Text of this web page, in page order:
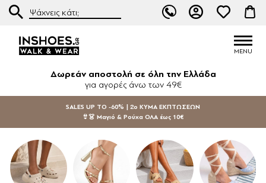
Δωρεάν αποστολή σε όλη την Ελλάδα
για αγορές άνω των 49€
SALES UP TO -60% | 2ο ΚΥΜΑ ΕΚΠΤΩΣΕΩΝ
👙👗 Μαγιό & Ρούχα ΟΛΑ έως 10€